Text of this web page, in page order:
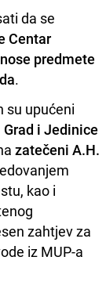
da se
Centar
nose predmete
.
su upućeni
Grad i Jedinice
zatečeni A.H.
kao i
zahtjev za
iz MUP-a